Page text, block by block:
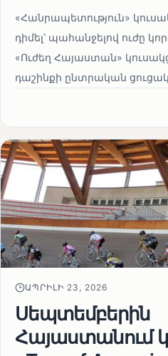
«Հանրապետություն»
դիմել՝ պահանջելով ուժը
«Ուժեղ Հայաստան»
դաշինքի ընտրական
ԱՊՐԻԼԻ 23, 2026
Սեպտեմբերին
Հայաստանում